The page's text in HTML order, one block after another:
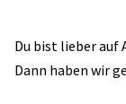
Du bist lieber auf
Dann haben wir